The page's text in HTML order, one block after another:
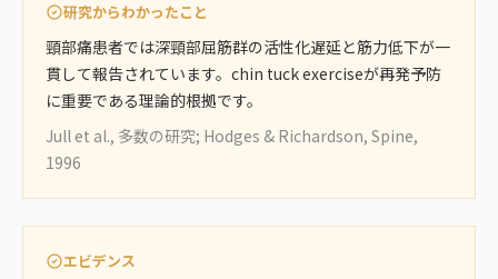
研究からわかったこと
頸部痛患者では深頸部屈筋群の活性化遅延と筋力低下が一
貫して報告されています。chin tuck exerciseが再発予防
に重要である理論的根拠です。
Jull et al., 多数の研究; Hodges & Richardson, Spine,
1996
エビデンス